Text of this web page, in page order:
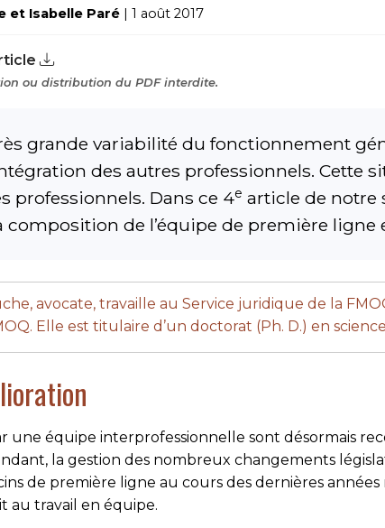
et Isabelle Paré | 1 août 2017
ou distribution du PDF interdite.
grande variabilité du fonctionnement
des autres professionnels. Cette
professionnels. Dans ce 4e article de notre
composition de l’équipe de première
avocate, travaille au Service juridique de la
Elle est titulaire d’un doctorat (Ph. D.) en
une équipe interprofessionnelle sont désormais
la gestion des nombreux changements
de première ligne au cours des dernières
au travail en équipe.